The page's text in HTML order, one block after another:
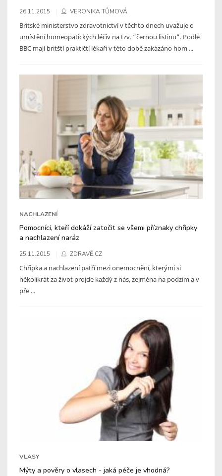
26.11.2015 VERONIKA TŮMOVÁ
Britské ministerstvo zdravotnictví v těchto dnech uvažuje o
umístění homeopatických léčiv na tzv. “černou listinu". Podle
BBC mají britští praktičtí lékaři v této době zakázáno hom ...
NACHLAZENÍ
Pomocníci, kteří dokáží zatočit se všemi příznaky chřipky
a nachlazení naráz
25.11.2015 ZDRAVĚ.CZ
Chřipka a nachlazení patří mezi onemocnění, kterými si
několikrát za život projde každý z nás, zejména na podzim a v
pře ...
VLASY
Mýty a pověry o vlasech - jaká péče je vhodná?